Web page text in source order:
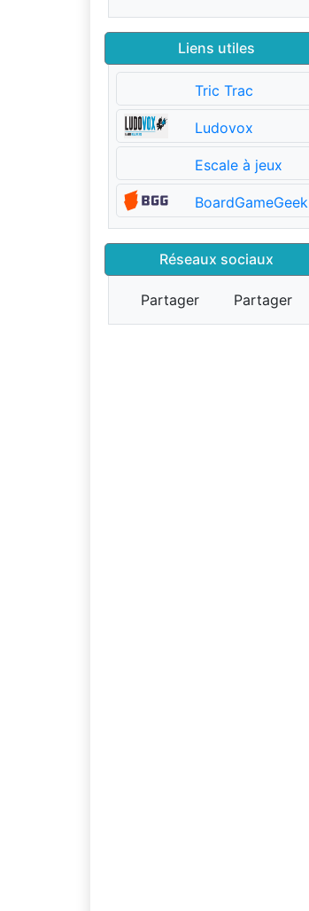
Liens utiles
Tric Trac
Ludovox
Escale à jeux
BoardGameGeek
Réseaux sociaux
Partager Partager